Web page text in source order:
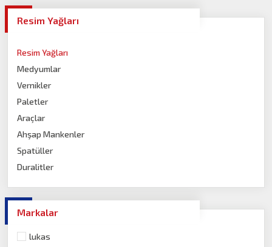
Resim Yağları
Resim Yağları
Medyumlar
Vernikler
Paletler
Araçlar
Ahşap Mankenler
Spatüller
Duralitler
Markalar
lukas